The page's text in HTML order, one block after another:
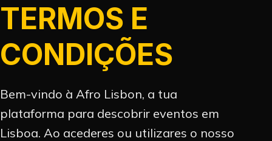
EVENTOS
EVENTOS PASSADOS
TERMOS E
CONDIÇÕES
Bem-vindo à Afro Lisbon, a tua
plataforma para descobrir eventos em
Lisboa. Ao acederes ou utilizares o nosso